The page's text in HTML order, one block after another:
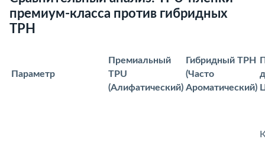
премиум-класса против гибридных
TPH
Параметр
Премиальный
TPU
(Алифатический)
Гибридный TPH
(Часто
Ароматический)